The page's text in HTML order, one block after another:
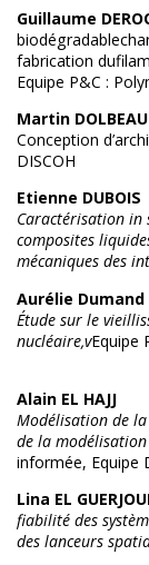
Guillaume
fabrication
Equipe P&C :
Martin DOLBEAU
Conception
DISCOH
Etienne DUBOIS
Caractérisation in
composites
mécaniques des
Aurélie Dumand
Étude sur le
nucléaire,vEquipe
Alain EL HAJJ
Modélisation de
de la
informée, Equipe
Lina EL
fiabilité des
des lanceurs